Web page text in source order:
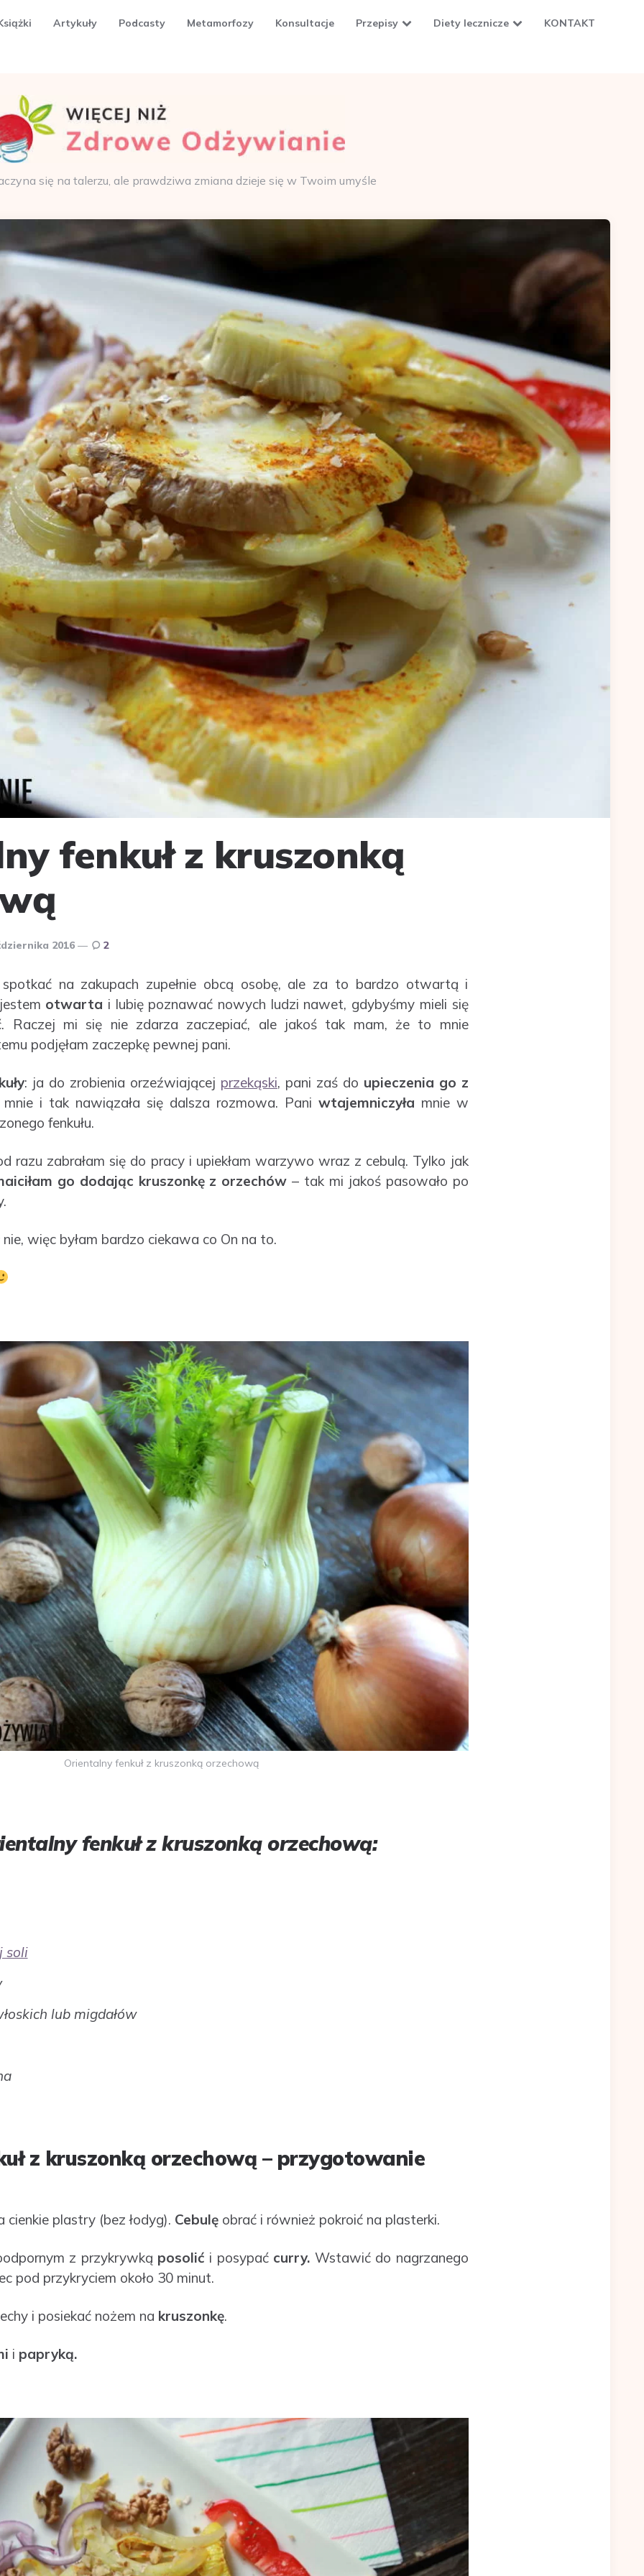
Artykuły Podcasty Metamorfozy Konsultacje Przepisy Diety lecznicze KONTAKT
się na talerzu, ale prawdziwa zmiana dzieje się w Twoim umyśle
fenkuł z kruszonką
2016 2
na zakupach zupełnie obcą osobę, ale za to bardzo otwartą i
otwarta i lubię poznawać nowych ludzi nawet, gdybyśmy mieli się
Raczej mi się nie zdarza zaczepiać, ale jakoś tak mam, że to mnie
podjęłam zaczepkę pewnej pani.
: ja do zrobienia orzeźwiającej przekąski, pani zaś do upieczenia go z
mnie i tak nawiązała się dalsza rozmowa. Pani wtajemniczyła mnie w
fenkułu.
razu zabrałam się do pracy i upiekłam warzywo wraz z cebulą. Tylko jak
go dodając kruszonkę z orzechów – tak mi jakoś pasowało po
nie, więc byłam bardzo ciekawa co On na to.
Orientalny fenkuł z kruszonką orzechową
fenkuł z kruszonką orzechową:
soli
lub migdałów
z kruszonką orzechową – przygotowanie
plastry (bez łodyg). Cebulęobrać i również pokroić na plasterki.
z przykrywką posolić i posypać curry. Wstawić do nagrzanego
pod przykryciem około 30 minut.
i posiekać nożem na kruszonkę.
i papryką.